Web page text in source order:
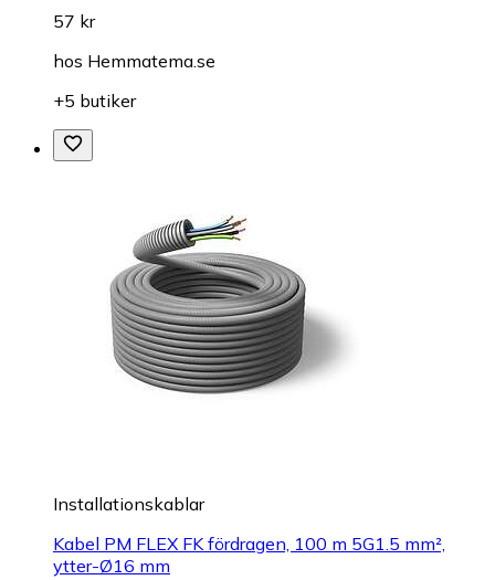
57 kr
hos Hemmatema.se
+5 butiker
Installationskablar
Kabel PM FLEX FK fördragen, 100 m 5G1.5 mm²,
ytter-Ø16 mm